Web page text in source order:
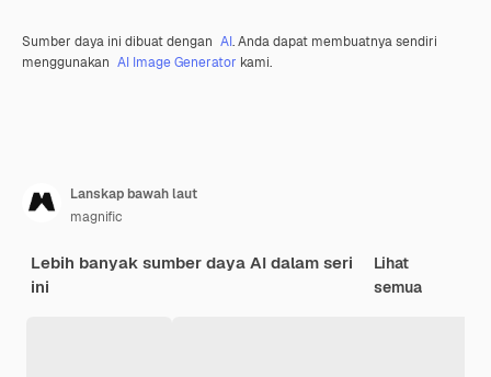
Sumber daya ini dibuat dengan AI. Anda dapat membuatnya sendiri
menggunakan AI Image Generator kami.
Lanskap bawah laut
magnific
Lebih banyak sumber daya AI dalam seri
ini
Lihat
semua